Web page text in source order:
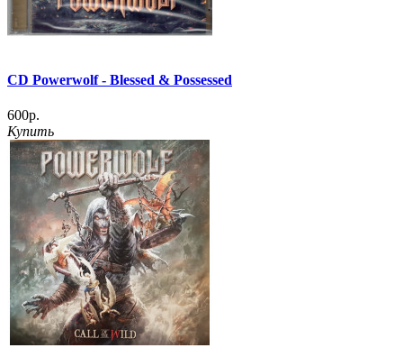
CD Powerwolf - Blessed & Possessed
600р.
Купить